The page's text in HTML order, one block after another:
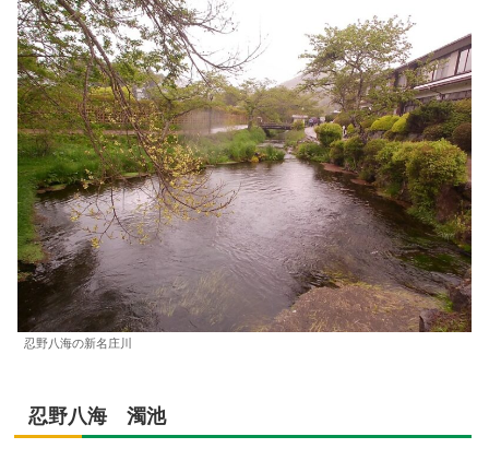
忍野八海の新名庄川
忍野八海 濁池